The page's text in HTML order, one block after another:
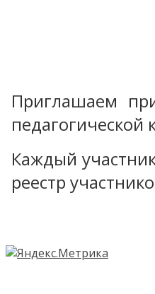
Приглашаем
педагогической
Каждый
реестр